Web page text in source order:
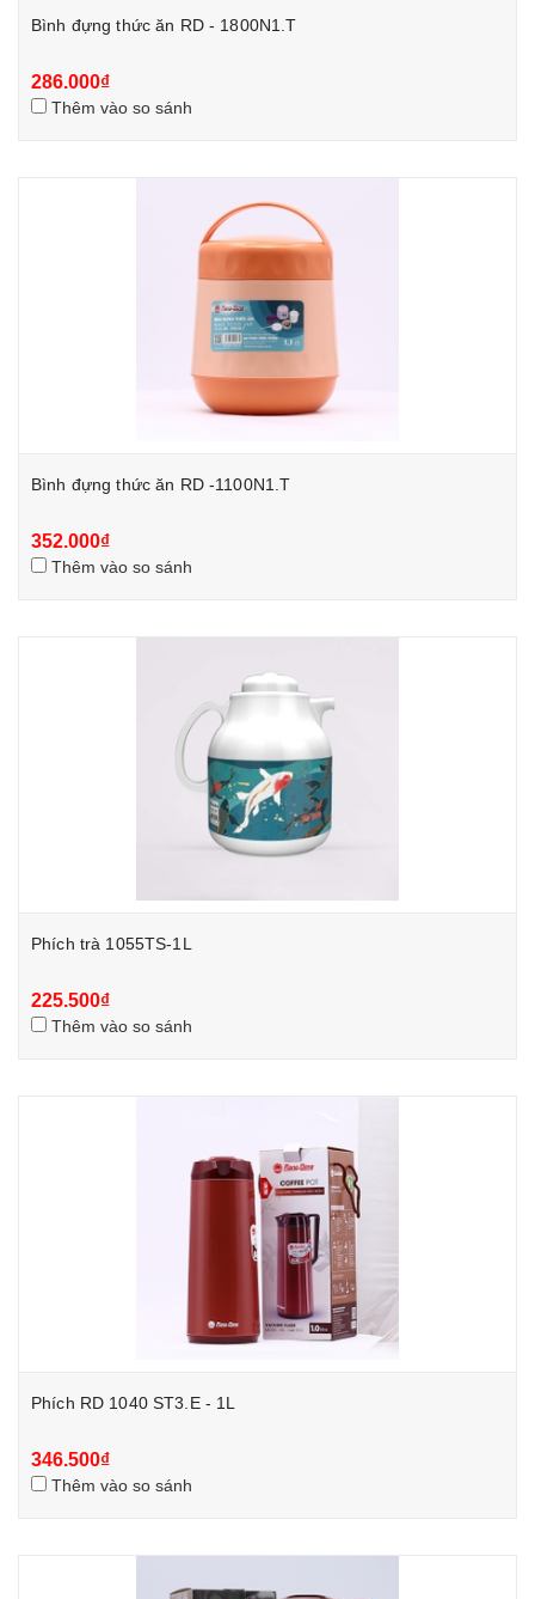
Bình đựng thức ăn RD - 1800N1.T
286.000₫
Thêm vào so sánh
Bình đựng thức ăn RD -1100N1.T
352.000₫
Thêm vào so sánh
Phích trà 1055TS-1L
225.500₫
Thêm vào so sánh
Phích RD 1040 ST3.E - 1L
346.500₫
Thêm vào so sánh